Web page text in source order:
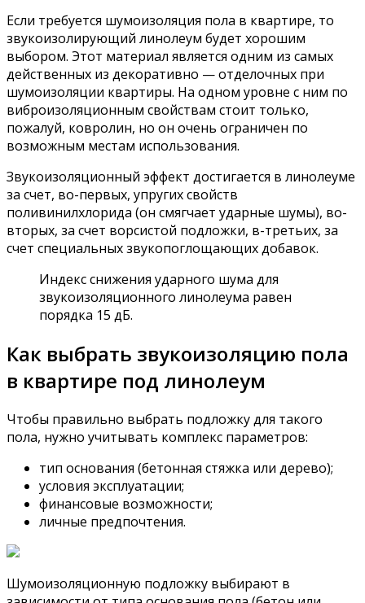
Если требуется шумоизоляция пола в квартире, то
звукоизолирующий линолеум будет хорошим
выбором. Этот материал является одним из самых
действенных из декоративно — отделочных при
шумоизоляции квартиры. На одном уровне с ним по
виброизоляционным свойствам стоит только,
пожалуй, ковролин, но он очень ограничен по
возможным местам использования.
Звукоизоляционный эффект достигается в линолеуме
за счет, во-первых, упругих свойств
поливинилхлорида (он смягчает ударные шумы), во-
вторых, за счет ворсистой подложки, в-третьих, за
счет специальных звукопоглощающих добавок.
Индекс снижения ударного шума для
звукоизоляционного линолеума равен
порядка 15 дБ.
Как выбрать звукоизоляцию пола
в квартире под линолеум
Чтобы правильно выбрать подложку для такого
пола, нужно учитывать комплекс параметров:
тип основания (бетонная стяжка или дерево);
условия эксплуатации;
финансовые возможности;
личные предпочтения.
Шумоизоляционную подложку выбирают в